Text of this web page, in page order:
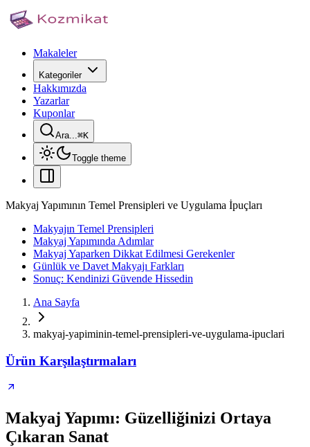
Makaleler
Kategoriler
Hakkımızda
Yazarlar
Kuponlar
Ara...⌘K
Toggle theme
Makyaj Yapımının Temel Prensipleri ve Uygulama İpuçları
Makyajın Temel Prensipleri
Makyaj Yapımında Adımlar
Makyaj Yaparken Dikkat Edilmesi Gerekenler
Günlük ve Davet Makyajı Farkları
Sonuç: Kendinizi Güvende Hissedin
Ana Sayfa
makyaj-yapiminin-temel-prensipleri-ve-uygulama-ipuclari
Ürün Karşılaştırmaları
Makyaj Yapımı: Güzelliğinizi Ortaya
Çıkaran Sanat